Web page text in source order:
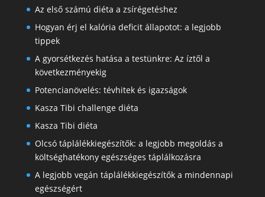
Az első számú diéta a zsírégetéshez
Hogyan érj el kalória deficit állapotot: a legjobb
tippek
A gyorsétkezés hatása a testünkre: Az íztől a
következményekig
Potencianövelés: tévhitek és igazságok
Kasza Tibi challenge diéta
Kasza Tibi diéta
Olcsó táplálékkiegészítők: a legjobb megoldás a
költséghatékony egészséges táplálkozásra
A legjobb vegán táplálékkiegészítők a mindennapi
egészségért